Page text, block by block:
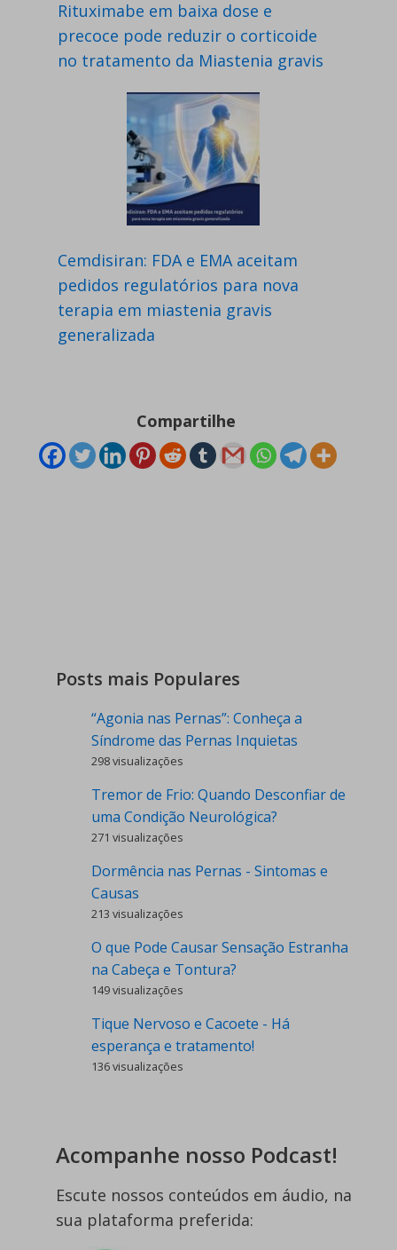
Rituximabe em baixa dose e
precoce pode reduzir o corticoide
no tratamento da Miastenia gravis
Cemdisiran: FDA e EMA aceitam
pedidos regulatórios para nova
terapia em miastenia gravis
generalizada
Compartilhe
Posts mais Populares
“Agonia nas Pernas”: Conheça a
Síndrome das Pernas Inquietas
298 visualizações
Tremor de Frio: Quando Desconfiar de
uma Condição Neurológica?
271 visualizações
Dormência nas Pernas - Sintomas e
Causas
213 visualizações
O que Pode Causar Sensação Estranha
na Cabeça e Tontura?
149 visualizações
Tique Nervoso e Cacoete - Há
esperança e tratamento!
136 visualizações
Acompanhe nosso Podcast!
Escute nossos conteúdos em áudio, na
sua plataforma preferida: